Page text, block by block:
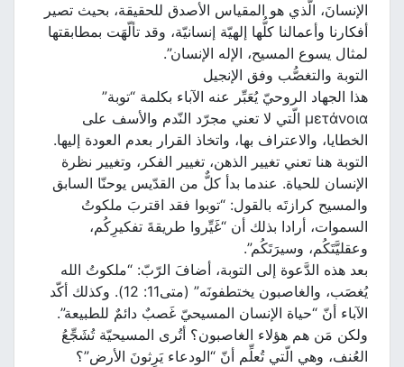
الإنسانَ، الّذي هو المقياس الأصدق للحقيقة، بحيث تصير
أفكارنا وأعمالنا كلُّها إلهيّة إنسانيّة، وقد تألّهَت بمطابقتها
لمثال يسوع المسيح، الإله الإنسان”.
التوبة والتغصُّب وفق الإنجيل
هذا الجهاد الروحيّ يُعَبِّر عنه الآباء بكلمة “توبة”
μετάνοια الّتي لا تعني مجرّد النّدم والأسف على
الخطايا، والاعتراف بها، واتخاذ القرار بعدم العودة إليها.
التوبة هنا تعني تغيير الذهن، تغيير الفكر، وتغيير نظرة
الإنسان للحياة. عندما بدأ كلٌّ من القدّيس يوحنّا السابق
والمسيح كرازتَه بالقول: “توبوا فقد اقتربَ ملكوتُ
السموات، أرادا بذلك أن “غَيِّروا طريقةَ تفكيرِكُم،
وعقليَّتَكُم، وسيرَتَكُم”.
بعد هذه الدَّعوة إلى التوبة، أضافَ الرّبّ: “ملكوتُ الله
يُغصَب، والغاصبون يختطفونَه” (متى11: 12). وكذلك أكّد
الآباء أنّ “حياة الإنسان المسيحيّ غَصبٌ دائمٌ للطبيعة”.
ولكن مَن هم هؤلاء الغاصبون؟ أتُرى المسيحيّة تُشَجِّعُ
العُنف، وهي الّتي تُعلِّم أنّ “الودعاء يَرِثونَ الأرض”؟